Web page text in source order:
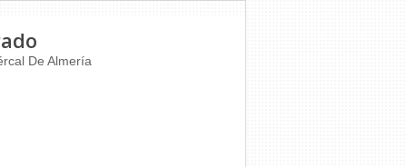
De Almería